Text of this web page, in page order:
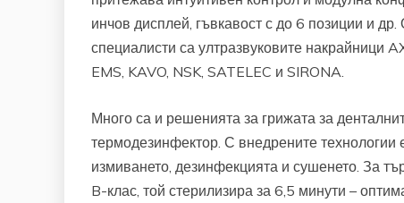
инчов дисплей, гъвкавост с до 6 позиции и
специалисти са ултразвуковите накрайници
EMS, KAVO, NSK, SATELEC и SIRONA.
Много са и решенията за грижата за
термодезинфектор. С внедрените технологии
измиването, дезинфекцията и сушенето. За
B-клас, той стерилизира за 6,5 минути –